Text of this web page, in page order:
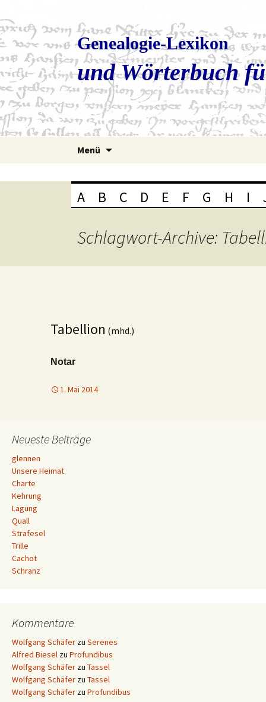
Genealogie-Lexikon
und Wörterbuch
Menü
A B C D E F G H I
Schlagwort-Archive:
Tabellion (mhd.)
Notar
1. Mai 2014
Neueste Beiträge
glennen
Unsere Heimat
Charte
Kehrung
Lagung
Quall
Strafesel
Trille
Cachot
Schranz
Kommentare
Wolfgang Schäfer zu Serenes
Alfred Biesel zu Profundibus
Wolfgang Schäfer zu Tassel
Wolfgang Schäfer zu Tassel
Wolfgang Schäfer zu Profundibus